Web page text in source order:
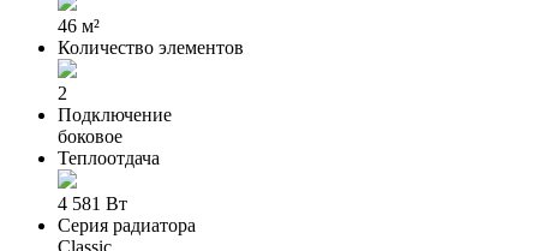
46 м²
Количество элементов
2
Подключение
боковое
Теплоотдача
4 581 Вт
Серия радиатора